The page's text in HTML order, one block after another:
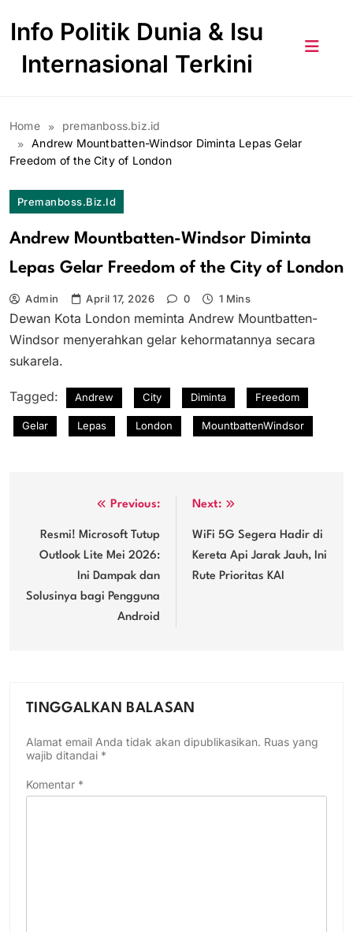
Info Politik Dunia & Isu
Internasional Terkini
Home
premanboss.biz.id
Andrew Mountbatten-Windsor Diminta Lepas Gelar
Freedom of the City of London
Premanboss.biz.id
Andrew Mountbatten-Windsor Diminta
Lepas Gelar Freedom of the City of London
Admin April 17, 2026 0 1 Mins
Dewan Kota London meminta Andrew Mountbatten-
Windsor menyerahkan gelar kehormatannya secara
sukarela.
Tagged: Andrew City Diminta Freedom
Gelar Lepas London MountbattenWindsor
pos
Previous:
Resmi! Microsoft Tutup
Outlook Lite Mei 2026:
Ini Dampak dan
Solusinya bagi Pengguna
Android
Next:
WiFi 5G Segera Hadir di
Kereta Api Jarak Jauh, Ini
Rute Prioritas KAI
TINGGALKAN BALASAN
Alamat email Anda tidak akan dipublikasikan. Ruas yang
wajib ditandai *
Komentar *